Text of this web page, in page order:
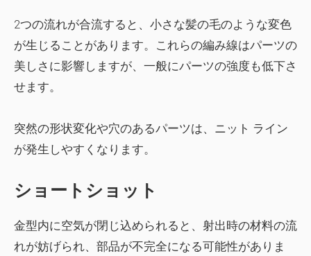
2つの流れが合流すると、小さな髪の毛のような変色
が生じることがあります。これらの編み線はパーツの
美しさに影響しますが、一般にパーツの強度も低下さ
せます。
突然の形状変化や穴のあるパーツは、ニット ライン
が発生しやすくなります。
ショートショット
金型内に空気が閉じ込められると、射出時の材料の流
れが妨げられ、部品が不完全になる可能性がありま